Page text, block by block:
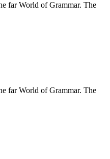
far World of Grammar. The
far World of Grammar. The